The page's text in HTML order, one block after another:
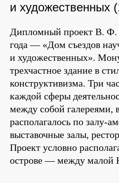
и художественных
Дипломный проект В. Ф.
года — «Дом съездов
и художественных».
трехчастное здание в
конструктивизма. Три
каждой сферы
между собой галереями,
располагалось по залу-
выставочные залы,
Проект условно
острове — между малой